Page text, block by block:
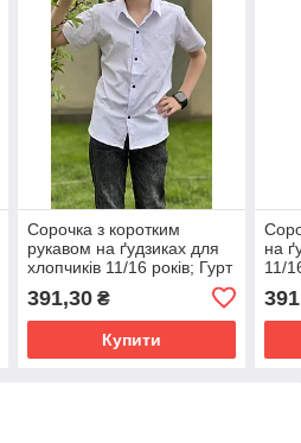
Сорочка з коротким
рукавом на ґудзиках для
хлопчиків 11/16 років; Гурт
391,30₴
Купити
на
11/